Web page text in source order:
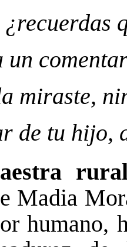
un
miraste,
de tu hijo,
Madia
humano,